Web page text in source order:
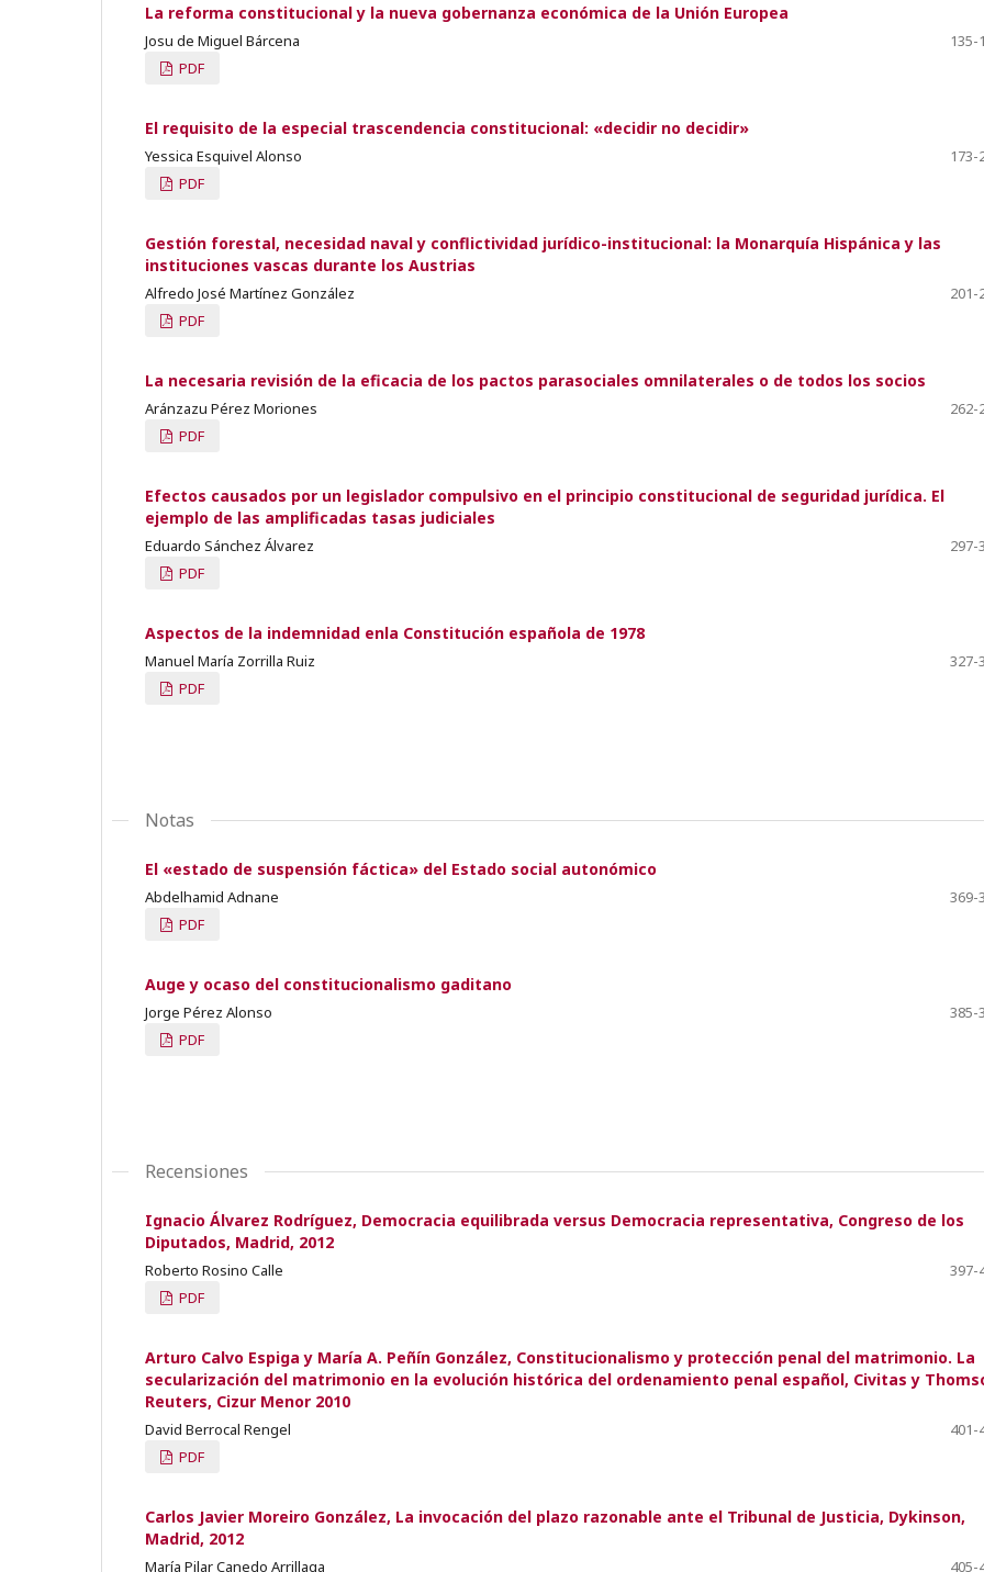
La reforma constitucional y la nueva gobernanza económica de la Unión Europea
Josu de Miguel Bárcena
135-
PDF
El requisito de la especial trascendencia constitucional: «decidir no decidir»
Yessica Esquivel Alonso
173-
PDF
Gestión forestal, necesidad naval y conflictividad jurídico-institucional: la Monarquía Hispánica y las
instituciones vascas durante los Austrias
Alfredo José Martínez González
201-
PDF
La necesaria revisión de la eficacia de los pactos parasociales omnilaterales o de todos los socios
Aránzazu Pérez Moriones
262-
PDF
Efectos causados por un legislador compulsivo en el principio constitucional de seguridad jurídica. El
ejemplo de las amplificadas tasas judiciales
Eduardo Sánchez Álvarez
297-
PDF
Aspectos de la indemnidad enla Constitución española de 1978
Manuel María Zorrilla Ruiz
327-
PDF
Notas
El «estado de suspensión fáctica» del Estado social autonómico
Abdelhamid Adnane
369-
PDF
Auge y ocaso del constitucionalismo gaditano
Jorge Pérez Alonso
385-
PDF
Recensiones
Ignacio Álvarez Rodríguez, Democracia equilibrada versus Democracia representativa, Congreso de los
Diputados, Madrid, 2012
Roberto Rosino Calle
397-
PDF
Arturo Calvo Espiga y María A. Peñín González, Constitucionalismo y protección penal del matrimonio. La
secularización del matrimonio en la evolución histórica del ordenamiento penal español, Civitas y
Reuters, Cizur Menor 2010
David Berrocal Rengel
401-
PDF
Carlos Javier Moreiro González, La invocación del plazo razonable ante el Tribunal de Justicia, Dykinson,
Madrid, 2012
María Pilar Canedo Arrillaga 405-